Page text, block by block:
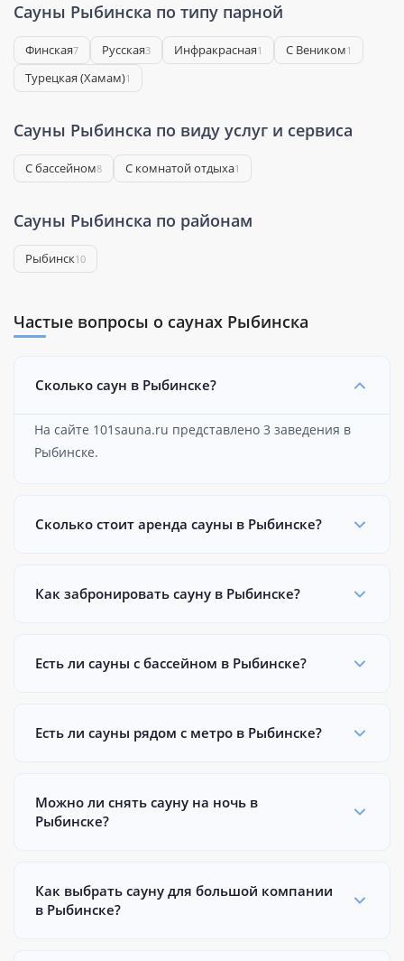
Сауны Рыбинска по типу парной
Финская7 Русская3 Инфракрасная1 С Веником1
Турецкая (Хамам)1
Сауны Рыбинска по виду услуг и сервиса
С бассейном8 С комнатой отдыха1
Сауны Рыбинска по районам
Рыбинск10
Частые вопросы о саунах Рыбинска
Сколько саун в Рыбинске?
На сайте 101sauna.ru представлено 3 заведения в
Рыбинске.
Сколько стоит аренда сауны в Рыбинске?
Как забронировать сауну в Рыбинске?
Есть ли сауны с бассейном в Рыбинске?
Есть ли сауны рядом с метро в Рыбинске?
Можно ли снять сауну на ночь в
Рыбинске?
Как выбрать сауну для большой компании
в Рыбинске?